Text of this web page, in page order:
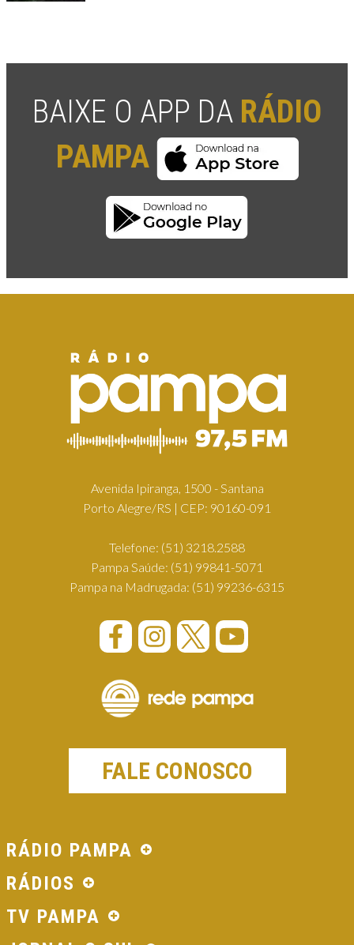
BAIXE O APP DA RÁDIO
PAMPA
Avenida Ipiranga, 1500 - Santana
Porto Alegre/RS | CEP: 90160-091
Telefone: (51) 3218.2588
Pampa Saúde: (51) 99841-5071
Pampa na Madrugada: (51) 99236-6315
FALE CONOSCO
RÁDIO PAMPA
RÁDIOS
TV PAMPA